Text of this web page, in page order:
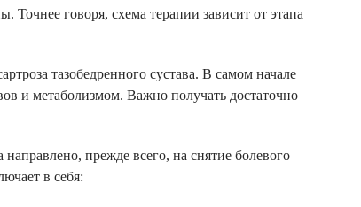
Точнее говоря, схема терапии зависит от этапа
тазобедренного сустава. В самом начале
и метаболизмом. Важно получать достаточно
прежде всего, на снятие болевого
в себя: